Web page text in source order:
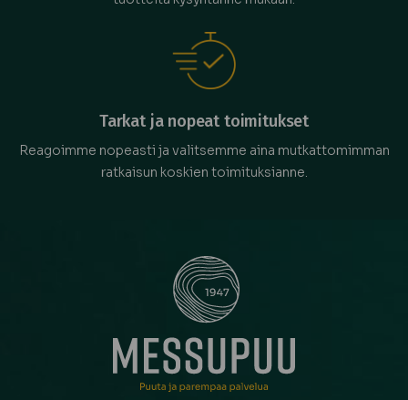
Tarkat ja nopeat toimitukset
Reagoimme nopeasti ja valitsemme aina mutkattomimman
ratkaisun koskien toimituksianne.